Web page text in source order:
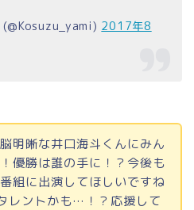
2017年8
明晰な井口海斗くんにみん
優勝は誰の手に！？今後も
組に出演してほしいですね
レントかも…！？応援して